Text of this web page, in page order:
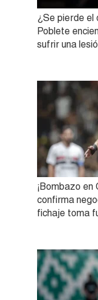
¿Se pierde el
Poblete
sufrir una
¡Bombazo en
confirma
fichaje toma